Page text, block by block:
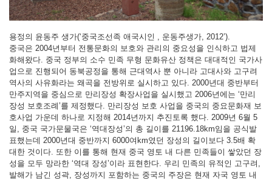
용정의 윤동주 생가(‘중국조선족 애국시인 , 운동주생가, 2012’).
중국은 2004년부터 전통문화의 보호와 관리의 중요성을 인식하고 법제
화해왔다. 중국 정부의 소수 민족 무형 문화유산 정책은 대대적인 국가사
업으로 진행되어 동북공정을 통해 근대역사 뿐 아니라 고대사와 고구려
역사의 사유화라는 왜곡을 전방위로 실시하고 있다. 2000년대 중반부터
만주지역을 중심으로 만리장성 확장사업을 실시했고 2006년에는 ‘만리
장성 보호조례’를 제정했다. 만리장성 보호 사업을 중국의 중요문화재 보
호사업 가운데 하나로 지정해 2014년까지 추진토록 했다. 2009년 6월 5
일, 중국 국가문물국은 ‘역대장성’의 총 길이를 21196.18km임을 공식발
표했는데 2000년대 중반까지 6000여km였던 장성의 길이보다 3.5배 확
대한 것이다. 또한 이를 통해 현재 중국 영토 내 다른 민족들이 쌓았던 장
성을 모두 망라한 ‘역대 장성’이라 표현한다. 우리 민족의 유적인 고구려,
발해가 남긴 성곽, 장성까지 포함하는 중국의 주장은 현재 자국 영토 내